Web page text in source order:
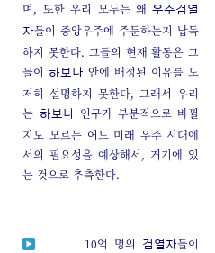
며, 또한 우리 모두는 왜우주검열
자들이 중앙우주에 주둔하는지 납득
하지 못한다. 그들의 현재 활동은 그
들이하보나 안에 배정된 이유를 도
저히 설명하지 못한다, 그래서 우리
는 하보나
인구가 부분적으로 바뀔
지도 모르는 어느 미래 우주 시대에
서의 필요성을 예상해서, 거기에 있
는 것으로 추측한다.
10억 명의 검열자들이